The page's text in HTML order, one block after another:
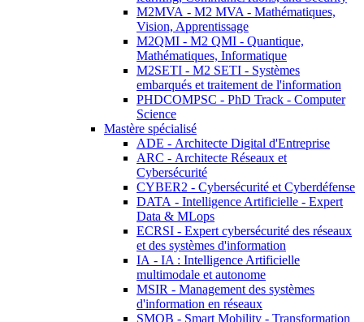
M2MVA - M2 MVA - Mathématiques,
Vision, Apprentissage
M2QMI - M2 QMI - Quantique,
Mathématiques, Informatique
M2SETI - M2 SETI - Systèmes
embarqués et traitement de l'information
PHDCOMPSC - PhD Track - Computer
Science
Mastère spécialisé
ADE - Architecte Digital d'Entreprise
ARC - Architecte Réseaux et
Cybersécurité
CYBER2 - Cybersécurité et Cyberdéfense
DATA - Intelligence Artificielle - Expert
Data & MLops
ECRSI - Expert cybersécurité des réseaux
et des systèmes d'information
IA - IA : Intelligence Artificielle
multimodale et autonome
MSIR - Management des systèmes
d'information en réseaux
SMOB - Smart Mobility - Transformation